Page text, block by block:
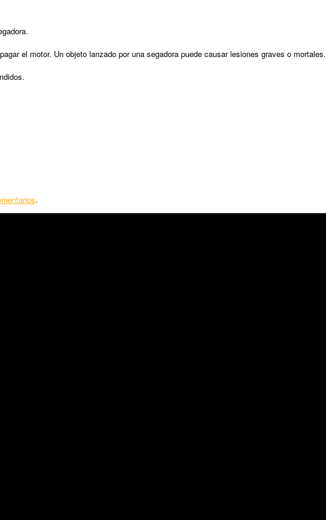
el motor. Un objeto lanzado por una segadora puede causar lesiones graves o mortales.
.